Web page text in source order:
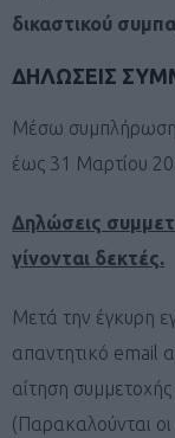
δικαστικού
ΔΗΛΩΣΕΙΣ
Μέσω
έως 31 Μαρτίου
Δηλώσεις
γίνονται δεκτές.
Μετά την έγκυρη
απαντητικό email
αίτηση
(Παρακαλούνται